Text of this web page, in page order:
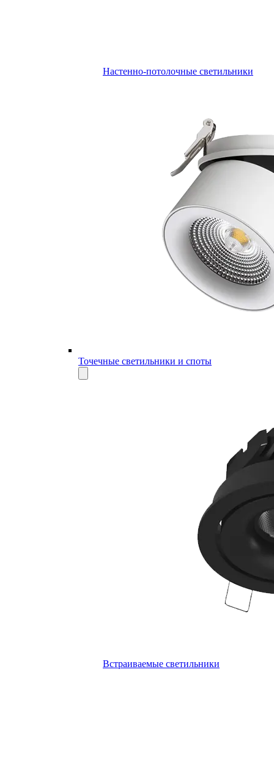
Настенно-потолочные светильники
Точечные светильники и споты
Встраиваемые светильники